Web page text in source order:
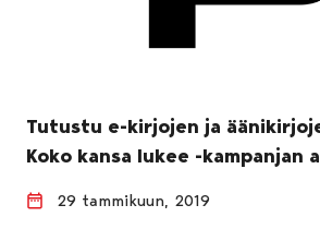
Tutustu e-kirjojen ja
Koko kansa lukee -kampanjan
29 tammikuun, 2019